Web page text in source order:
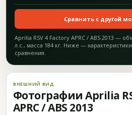
Сравнить с другой
Aprilia RSV 4 Factory APRC / ABS 2013 —
л.с., масса 184 кг. Ниже —
сравнения.
ВНЕШНИЙ ВИД
Фотографии Aprilia
APRC / ABS 2013